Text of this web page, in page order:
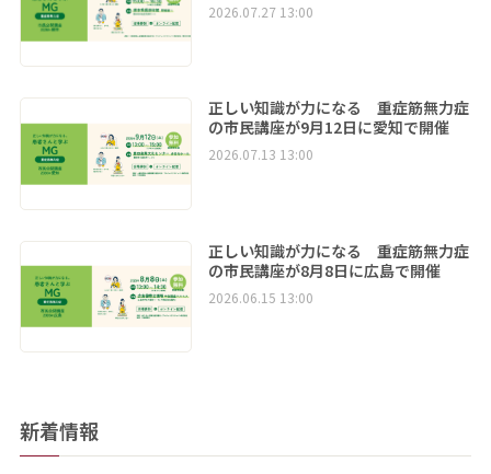
2026.07.27 13:00
正しい知識が力になる 重症筋無力症
の市民講座が9月12日に愛知で開催
2026.07.13 13:00
正しい知識が力になる 重症筋無力症
の市民講座が8月8日に広島で開催
2026.06.15 13:00
新着情報